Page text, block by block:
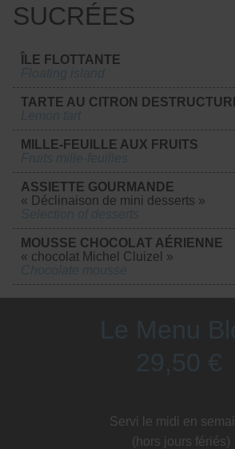
SUCRÉES
ÎLE FLOTTANTE
TARTE AU CITRON
MILLE-FEUILLE AUX FRUITS
ASSIETTE GOURMANDE
« Déclinaison de mini desserts »
MOUSSE CHOCOLAT AÉRIENNE​​​​​​​
« chocolat Michel Cluizel »
Le Menu
29,50 €
Servi le midi en
(hors jours fériés)